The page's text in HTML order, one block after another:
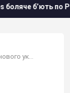
РФ, - Die Welt